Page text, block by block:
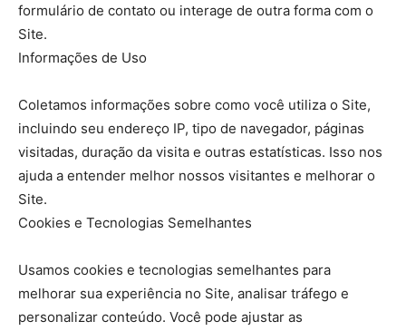
formulário de contato ou interage de outra forma com o
Site.
Informações de Uso
Coletamos informações sobre como você utiliza o Site,
incluindo seu endereço IP, tipo de navegador, páginas
visitadas, duração da visita e outras estatísticas. Isso nos
ajuda a entender melhor nossos visitantes e melhorar o
Site.
Cookies e Tecnologias Semelhantes
Usamos cookies e tecnologias semelhantes para
melhorar sua experiência no Site, analisar tráfego e
personalizar conteúdo. Você pode ajustar as